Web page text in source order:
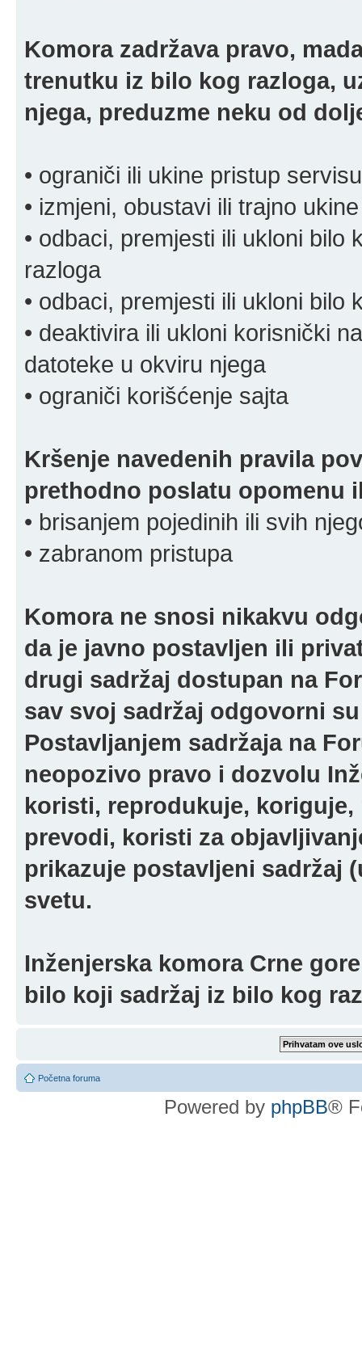
Komora zadržava pravo,
trenutku iz bilo kog razloga,
njega, preduzme neku od
• ograniči ili ukine pristup servisu
• izmjeni, obustavi ili trajno
• odbaci, premjesti ili ukloni bilo
razloga
• odbaci, premjesti ili ukloni bilo
• deaktivira ili ukloni korisnički
datoteke u okviru njega
• ograniči korišćenje sajta
Kršenje navedenih pravila
prethodno poslatu opomenu
• brisanjem pojedinih ili svih
• zabranom pristupa
Komora ne snosi nikakvu
da je javno postavljen ili
drugi sadržaj dostupan na
sav svoj sadržaj odgovorni
Postavljanjem sadržaja na
neopozivo pravo i dozvolu
koristi, reprodukuje,
prevodi, koristi za
prikazuje postavljeni sadržaj
svetu.
Inženjerska komora Crne
bilo koji sadržaj iz bilo kog
Početna foruma
Powered by phpBB®